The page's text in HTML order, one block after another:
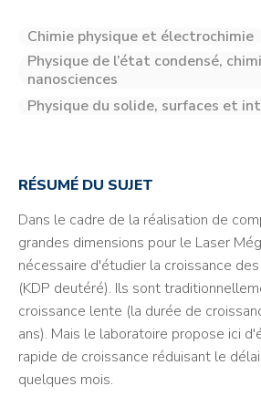
Chimie physique et électrochimie
Physique de l’état condensé,
nanosciences
Physique du solide, surfaces et
RÉSUMÉ DU SUJET
Dans le cadre de la réalisation de
grandes dimensions pour le Laser
nécessaire d'étudier la croissance
(KDP deutéré). Ils sont
croissance lente (la durée de
ans). Mais le laboratoire propose ici
rapide de croissance réduisant le
quelques mois.